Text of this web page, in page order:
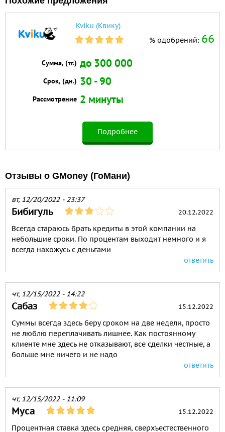
Kviku (Квику)
% одобрений: 66
Сумма, (тг.) до 300 000
Срок, (дн.) 30 - 90
Рассмотрение 2 минуты
Подробнее
Отзывы о GMoney (ГоМани)
вт, 12/20/2022 - 23:37
Бибигуль 20.12.2022
Всегда стараюсь брать кредиты в этой компании на
небольшие сроки. По процентам выходит немного и я
всегда нахожусь с деньгами
ответить
чт, 12/15/2022 - 14:22
Сабаз 15.12.2022
Суммы всегда здесь беру сроком на две недели, просто
не люблю переплачивать лишнее. Как постоянному
клиенте мне здесь не отказывают, все сделки честные, а
больше мне ничего и не надо
ответить
чт, 12/15/2022 - 11:09
Муса 15.12.2022
Процентная ставка здесь средняя, сверхъестественного